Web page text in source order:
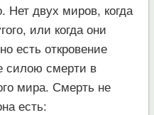
Нет двух миров, когда
или когда они
есть откровение
силою смерти в
мира. Смерть не
есть: